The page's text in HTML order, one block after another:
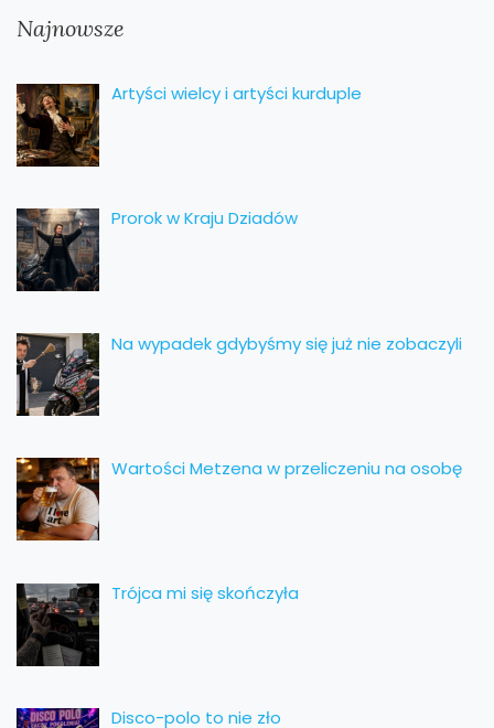
Najnowsze
Artyści wielcy i artyści kurduple
Prorok w Kraju Dziadów
Na wypadek gdybyśmy się już nie zobaczyli
Wartości Metzena w przeliczeniu na osobę
Trójca mi się skończyła
Disco-polo to nie zło